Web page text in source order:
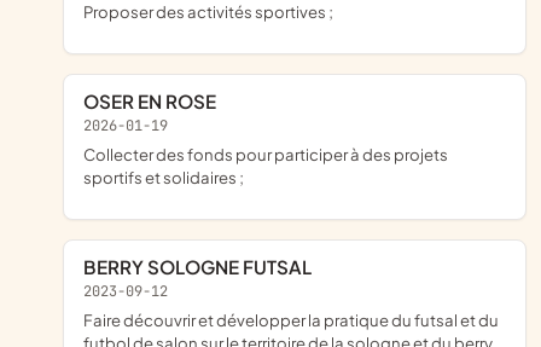
proposer des activités sportives ;
OSER EN ROSE
2026-01-19
collecter des fonds pour participer à des projets
sportifs et solidaires ;
BERRY SOLOGNE FUTSAL
2023-09-12
faire découvrir et développer la pratique du futsal et du
futbol de salon sur le territoire de la sologne et du berry